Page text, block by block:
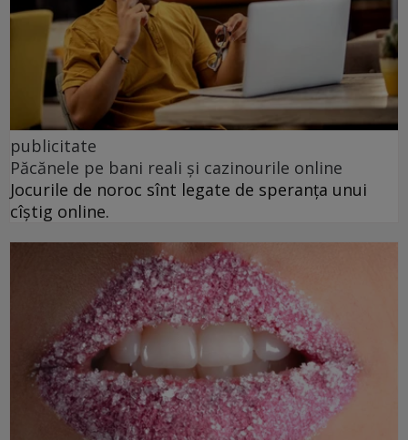
publicitate
Păcănele pe bani reali și cazinourile online
Jocurile de noroc sînt legate de speranța unui
cîștig online.